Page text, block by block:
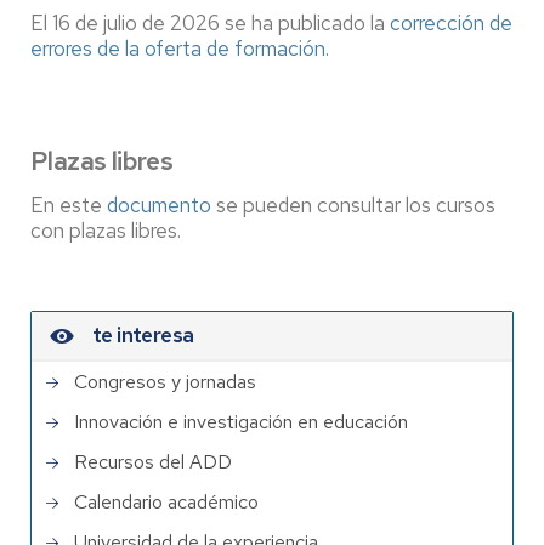
El 16 de julio de 2026 se ha publicado la corrección de
errores de la oferta de formación.
Plazas libres
En este documento se pueden consultar los cursos
con plazas libres.
te interesa
Congresos y jornadas
Innovación e investigación en educación
Recursos del ADD
Calendario académico